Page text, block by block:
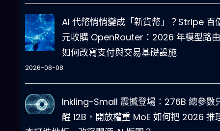
AI 代幣悄悄變成「新貨幣」？Stripe 百
元收購 OpenRouter：2026 年模型路
如何改寫支付與交易基礎設施
2026-08-08
Inkling-Small 震撼登場：276B 總參數
醒 12B，開放權重 MoE 如何把 2026 推